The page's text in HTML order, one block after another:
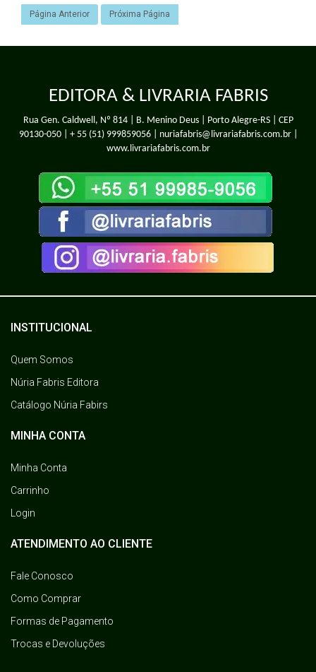
Página Anterior Próxima Página
EDITORA & LIVRARIA FABRIS
Rua Gen. Caldwell, Nº 814 | B. Menino Deus | Porto Alegre-RS | CEP
90130-050 | + 55 (51) 999859056| nuriafabris@livrariafabris.com.br |
www.livrariafabris.com.br
INSTITUCIONAL
Quem Somos
Núria Fabris Editora
Catálogo Núria Fabirs
MINHA CONTA
Minha Conta
Carrinho
Login
ATENDIMENTO AO CLIENTE
Fale Conosco
Como Comprar
Formas de Pagamento
Trocas e Devoluções